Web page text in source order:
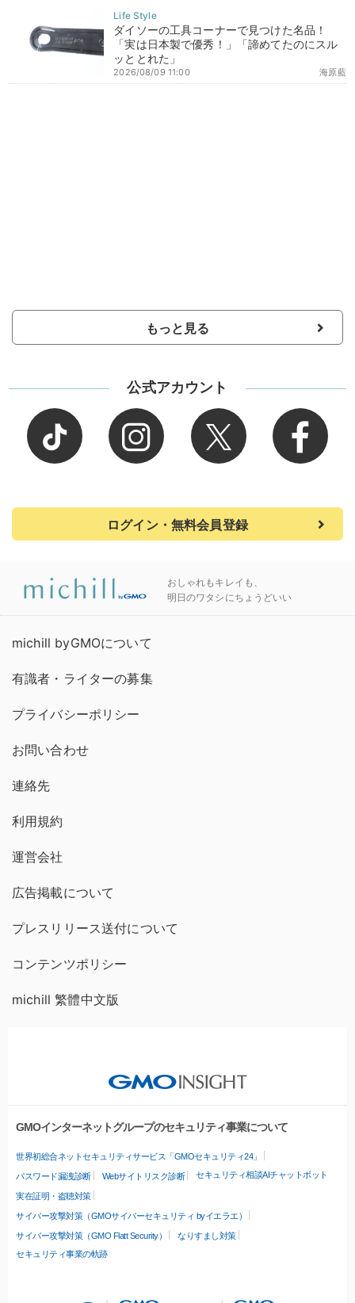
ダイソーの工具コーナーで見つけた名品！
「実は日本製で優秀！」「諦めてたのにスル
ッととれた」
海原藍
2026/08/09 11:00
もっと見る
公式アカウント
ログイン・無料会員登録
おしゃれもキレイも、
明日のワタシにちょうどいい
michill byGMOについて
有識者・ライターの募集
プライバシーポリシー
お問い合わせ
連絡先
利用規約
運営会社
広告掲載について
プレスリリース送付について
コンテンツポリシー
michill 繁體中文版
GMOインターネットグループのセキュリティ事業について
世界初総合ネットセキュリティサービス「GMOセキュリティ24」
パスワード漏洩診断 Webサイトリスク診断 セキュリティ相談AIチャットボット
実在証明・盗聴対策
サイバー攻撃対策（GMOサイバーセキュリティ byイエラエ）
サイバー攻撃対策（GMO Flatt Security）
なりすまし対策
セキュリティ事業の軌跡